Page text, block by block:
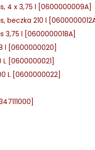
4 x 3,75 l [0600000009A]
beczka 210 l
3,75 l [0600000018A]
l [0600000020]
L [0600000021]
L [0600000022]